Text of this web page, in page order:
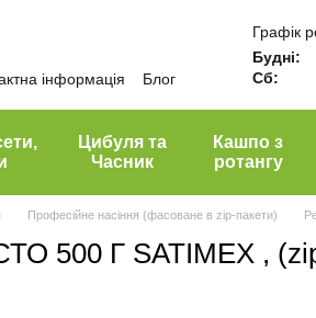
інформація
Блог
Графік
Будні:
Сб:
Цибуля та
Часник
Кашпо з
ротангу
Професійне насіння (фасоване в zip-пакети)
500 Г SATIMEX ,